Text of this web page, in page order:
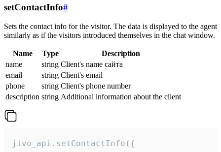
setContactInfo#
Sets the contact info for the visitor. The data is displayed to the agent
similarly as if the visitors introduced themselves in the chat window.
Name Type
Description
name
string Client's name сайта
email
string Client's email
phone
string Client's phone number
description string Additional information about the client
jivo_api.setContactInfo({